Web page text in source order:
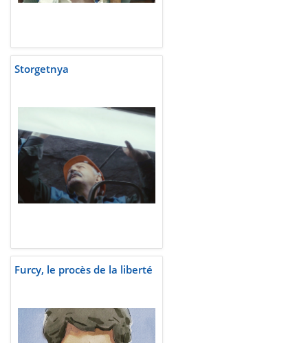
Storgetnya
Furcy, le procès de la liberté